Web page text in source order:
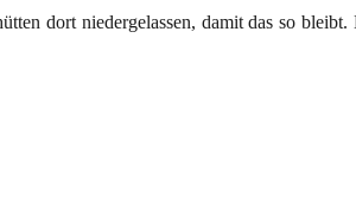
dort niedergelassen, damit das so bleibt.